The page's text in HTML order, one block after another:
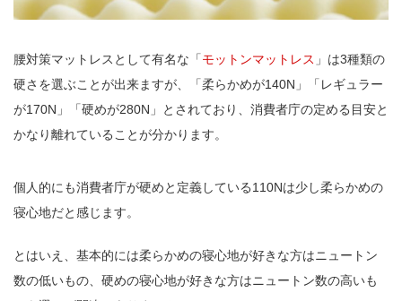
腰対策マットレスとして有名な「モットンマットレス 」は3種類の
硬さを選ぶことが出来ますが、「柔らかめが140N」「レギュラー
が170N」「硬めが280N」とされており、消費者庁の定める目安と
かなり離れていることが分かります。
個人的にも消費者庁が硬めと定義している110Nは少し柔らかめの
寝心地だと感じます。
とはいえ、基本的には柔らかめの寝心地が好きな方はニュートン
数の低いもの、硬めの寝心地が好きな方はニュートン数の高いも